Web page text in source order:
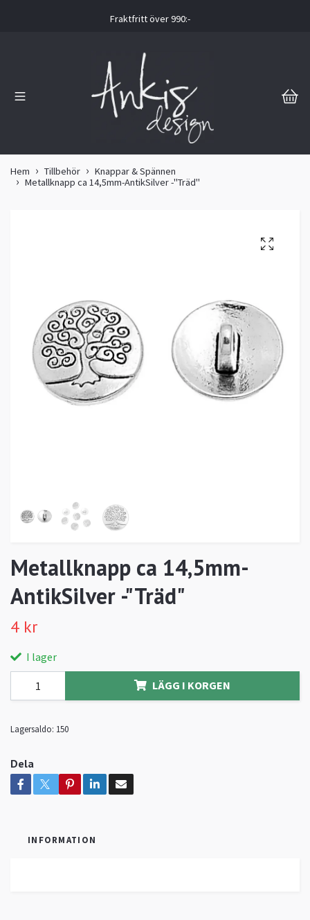
Fraktfritt över 990:-
Hem Tillbehör
Knappar & Spännen
Metallknapp ca 14,5mm-AntikSilver -"Träd"
Metallknapp ca 14,5mm-
AntikSilver -"Träd"
4 kr
I lager
LÄGG I KORGEN
Lagersaldo: 150
Dela
INFORMATION